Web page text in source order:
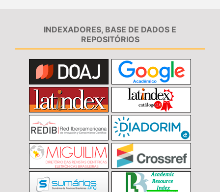
INDEXADORES, BASE DE DADOS E
REPOSITÓRIOS